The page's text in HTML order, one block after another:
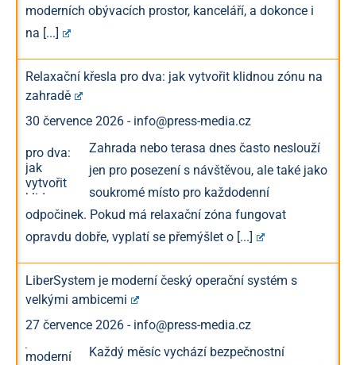
moderních obývacích prostor, kanceláří, a dokonce i
na [...]
Relaxační křesla pro dva: jak vytvořit klidnou zónu na
zahradě
30 července 2026 - info@press-media.cz
Zahrada nebo terasa dnes často neslouží
jen pro posezení s návštěvou, ale také jako
soukromé místo pro každodenní
odpočinek. Pokud má relaxační zóna fungovat
opravdu dobře, vyplatí se přemýšlet o [...]
LiberSystem je moderní český operační systém s
velkými ambicemi
27 července 2026 - info@press-media.cz
Každý měsíc vychází bezpečnostní